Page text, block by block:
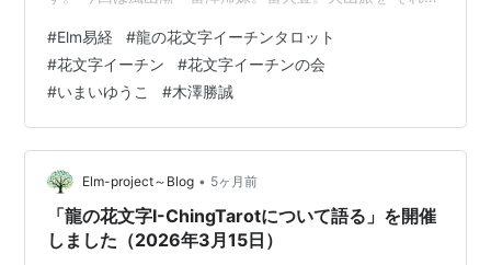
らはカードの絵柄の花文字に込めた意味を、 木澤先生か
らはそれぞれの卦の解説がされました。 毎回の4つのカ
ードの読み解きコーナーも健在です。 今回も読み解きし
て頂きました。 読み解きのコーナーも恒例の 大喜利みた
いな感じになってきていて 楽しんで行っています。 次回
は20…
#Elm易経 #龍の花文字イーチンタロット
#花文字イーチン #花文字イーチンの会
#いまいゆうこ #木澤勝誠
Elm-project～Blog • 5ヶ月前
「龍の花文字I-ChingTarotについて語る」を開催
しました（2026年3月15日）